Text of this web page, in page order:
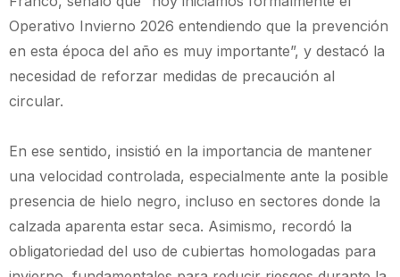
Operativo Invierno 2026 entendiendo que la prevención
en esta época del año es muy importante”, y destacó la
necesidad de reforzar medidas de precaución al
circular.
En ese sentido, insistió en la importancia de mantener
una velocidad controlada, especialmente ante la posible
presencia de hielo negro, incluso en sectores donde la
calzada aparenta estar seca. Asimismo, recordó la
obligatoriedad del uso de cubiertas homologadas para